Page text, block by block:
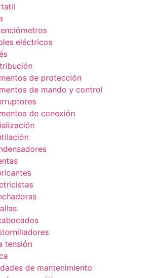
eléctricos
de protección
de mando y control
de conexión
tensión
de mantenimiento